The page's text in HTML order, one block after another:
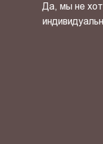
Да, мы не